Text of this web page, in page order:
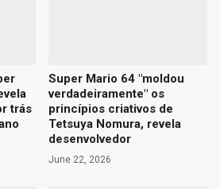
trás
Super Mario 64 "moldou
verdadeiramente" os
princípios criativos de
Tetsuya Nomura, revela
desenvolvedor
June 22, 2026